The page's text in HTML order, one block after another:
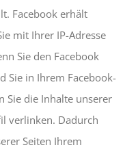
Facebook erhält
mit Ihrer IP-Adresse
Sie den Facebook
Sie in Ihrem Facebook-
Sie die Inhalte unserer
verlinken. Dadurch
Seiten Ihrem